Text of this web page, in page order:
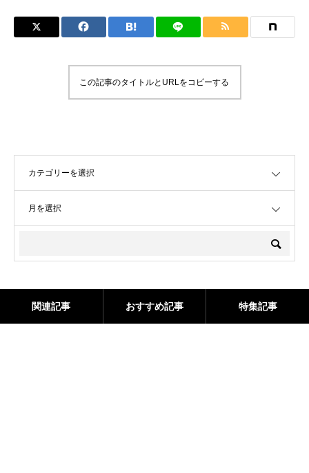
この記事のタイトルとURLをコピーする
関連記事 おすすめ記事 特集記事